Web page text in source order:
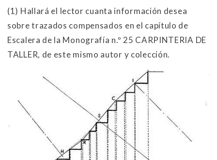
(1) Hallará el lector cuanta información desea
sobre trazados compensados en el capítulo de
Escalera de la Monografía n.º 25 CARPINTERIA DE
TALLER, de este mismo autor y colección.